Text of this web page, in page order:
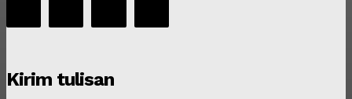
Kirim tulisan